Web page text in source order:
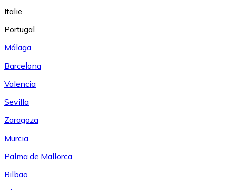
Italie
Portugal
Málaga
Barcelona
Valencia
Sevilla
Zaragoza
Murcia
Palma de Mallorca
Bilbao